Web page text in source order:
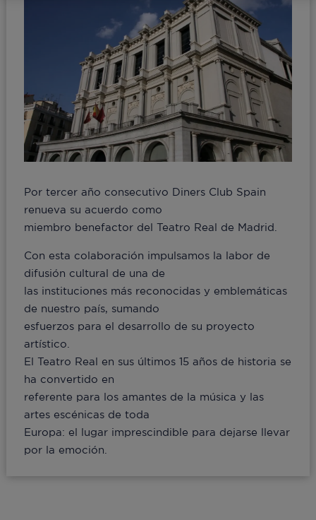
Por tercer año consecutivo Diners Club Spain
renueva su acuerdo como
miembro benefactor del Teatro Real de Madrid.
Con esta colaboración impulsamos la labor de
difusión cultural de una de
las instituciones más reconocidas y emblemáticas
de nuestro país, sumando
esfuerzos para el desarrollo de su proyecto
artístico.
El Teatro Real en sus últimos 15 años de historia se
ha convertido en
referente para los amantes de la música y las
artes escénicas de toda
Europa: el lugar imprescindible para dejarse llevar
por la emoción.